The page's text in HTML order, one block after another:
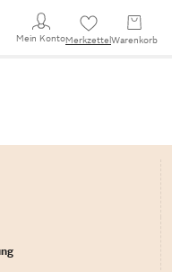
Mein KontoMerkzettel Warenkorb